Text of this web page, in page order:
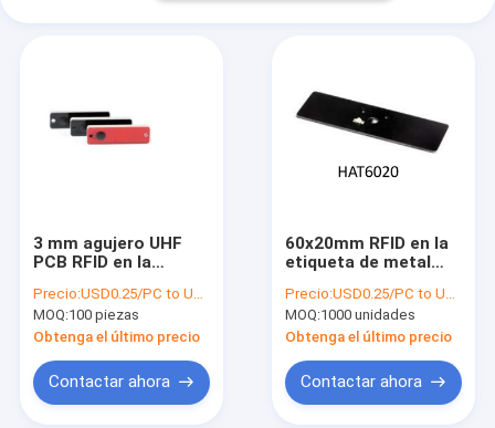
3 mm agujero UHF
PCB RFID en la
IP68 con buena
resistencia al calor
Precio:USD0.25/PC to USD0.5/PC
MOQ:100 piezas
Obtenga el último precio
Contactar ahora
60x20mm RFID en la
etiqueta de metal
la superficie de metal
902-928MHZ
Precio:USD0.25/PC to USD0.5/PC
MOQ:1000 unidades
Obtenga el último precio
Contactar ahora